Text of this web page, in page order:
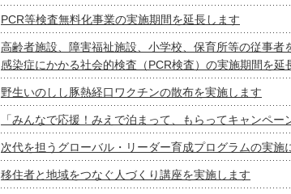
PCR等検査無料化事業の実施期間を延長します
高齢者施設、障害福祉施設、小学校、保育所等の従事者
感染症にかかる社会的検査（PCR検査）の実施期間を延
野生いのしし豚熱経口ワクチンの散布を実施します
「みんなで応援！みえで泊まって、もらってキャンペー
次代を担うグローバル・リーダー育成プログラムの実施
移住者と地域をつなぐ人づくり講座を実施します